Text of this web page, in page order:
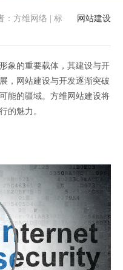
网站建设
：方维网络
标
象的重要载体，其建设与开
，网站建设与开发逐渐突破
能的疆域。方维网站建设将
的魅力。